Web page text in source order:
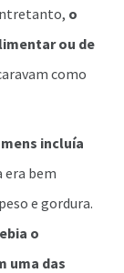
o
ou de
como
incluía
era bem
e gordura.
o
uma das